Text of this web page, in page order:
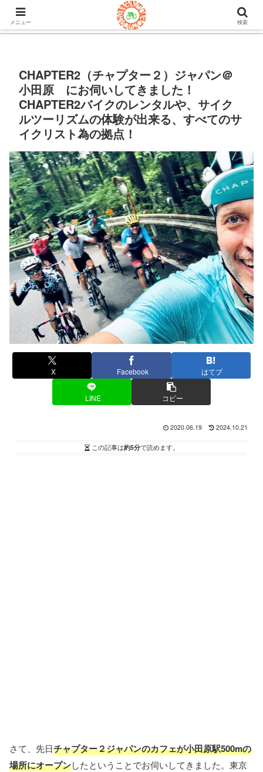
105ヒルクライム.comはロードバイク&グラベルのブログ。機材や
チューブレスタイヤのインプレや房総半島ライドの情報など。
CHAPTER2（チャプター２）ジャパン＠
小田原 にお伺いしてきました！
CHAPTER2バイクのレンタルや、サイク
ルツーリズムの体験が出来る、すべてのサ
イクリスト為の拠点！
X Facebook はてブ
LINE コピー
2020.06.19 2024.10.21
この記事は約5分で読めます。
さて、先日チャプター２ジャパンのカフェが小田原駅500mの
場所にオープンしたということでお伺いしてきました。東京
メニュー 検索